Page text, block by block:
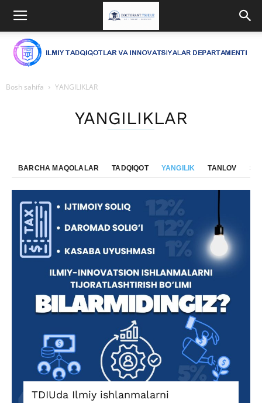
Bosh sahifa YANGILIKLAR
YANGILIKLAR
BARCHA MAQOLALAR TADQIQOT YANGILIK TANLOV
TDIUda Ilmiy ishlanmalarni